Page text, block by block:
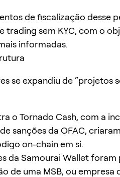
de fiscalização desse
trading sem KYC, com o
informadas.
se expandiu de “projetos
o Tornado Cash, com a
sanções da OFAC,
on-chain em si.
da Samourai Wallet foram
de uma MSB, ou empresa